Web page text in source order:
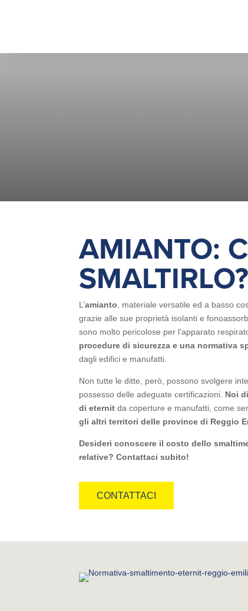
AMIANTO:
SMALTIRLO?
L’amianto , materiale versatile ed a basso
grazie alle sue proprietà isolanti e
sono molto pericolose per l’apparato
procedure di sicurezza e una normativa
dagli edifici e manufatti.
Non tutte le ditte, però, possono svolgere
possesso delle adeguate certificazioni. Noi
di eternit da coperture e manufatti, come
gli altri territori delle province di Reggio
Desideri conoscere il costo dello
relative? Contattaci subito!
CONTATTACI